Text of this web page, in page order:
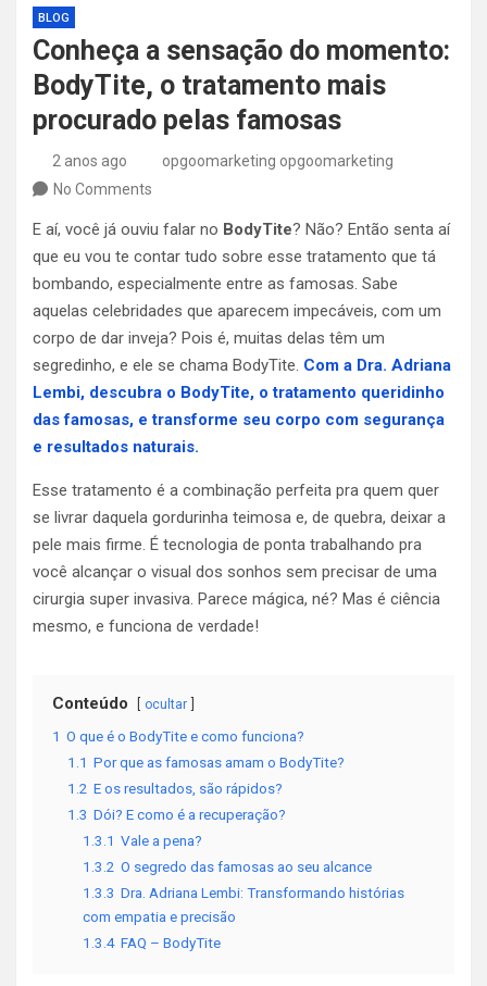
BLOG
Conheça a sensação do momento:
BodyTite, o tratamento mais
procurado pelas famosas
2 anos ago
opgoomarketing opgoomarketing
No Comments
E aí, você já ouviu falar no BodyTite? Não? Então senta aí
que eu vou te contar tudo sobre esse tratamento que tá
bombando, especialmente entre as famosas. Sabe
aquelas celebridades que aparecem impecáveis, com um
corpo de dar inveja? Pois é, muitas delas têm um
segredinho, e ele se chama BodyTite. Com a Dra. Adriana
Lembi, descubra o BodyTite, o tratamento queridinho
das famosas, e transforme seu corpo com segurança
e resultados naturais.
Esse tratamento é a combinação perfeita pra quem quer
se livrar daquela gordurinha teimosa e, de quebra, deixar a
pele mais firme. É tecnologia de ponta trabalhando pra
você alcançar o visual dos sonhos sem precisar de uma
cirurgia super invasiva. Parece mágica, né? Mas é ciência
mesmo, e funciona de verdade!
Conteúdo ocultar
1 O que é o BodyTite e como funciona?
1.1 Por que as famosas amam o BodyTite?
1.2 E os resultados, são rápidos?
1.3 Dói? E como é a recuperação?
1.3.1 Vale a pena?
1.3.2 O segredo das famosas ao seu alcance
1.3.3 Dra. Adriana Lembi: Transformando histórias
com empatia e precisão
1.3.4 FAQ – BodyTite